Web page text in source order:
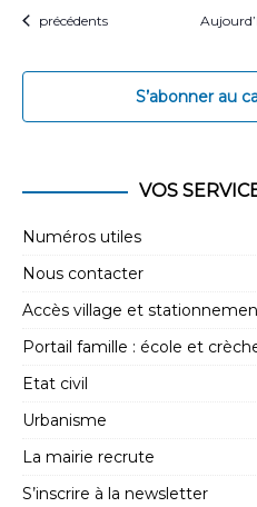
Évènements
précédents
S’abonner au
VOS
Numéros utiles
Nous contacter
Accès village et
Portail famille : école et
Etat civil
Urbanisme
La mairie recrute
S’inscrire à la newsletter